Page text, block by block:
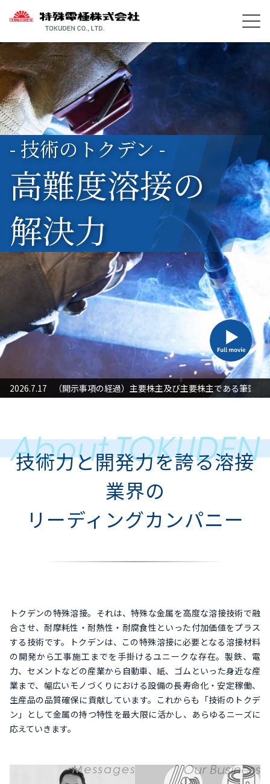
- 技術のトクデン -
高難度溶接の
解決力
対応」に関するお知らせ
2026.7.17 （開示事項の経過）主要株主及び主要株主である筆頭
技術力と開発力を誇る溶接
業界の
リーディングカンパニー
トクデンの特殊溶接。それは、特殊な金属を高度な溶接技術で融
合させ、耐摩耗性・耐熱性・耐腐食性といった付加価値をプラス
する技術です。トクデンは、この特殊溶接に必要となる溶接材料
の開発から工事施工までを手掛けるユニークな存在。製鉄、電
力、セメントなどの産業から自動車、紙、ゴムといった身近な産
業まで、幅広いモノづくりにおける設備の長寿命化・安定稼働、
生産品の品質確保に貢献しています。これからも「技術のトクデ
ン」として金属の持つ特性を最大限に活かし、あらゆるニーズに
応えていきます。